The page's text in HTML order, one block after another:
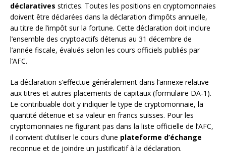
déclaratives strictes. Toutes les positions en cryptomonnaies
doivent être déclarées dans la déclaration d’impôts annuelle,
au titre de l’impôt sur la fortune. Cette déclaration doit inclure
l’ensemble des cryptoactifs détenus au 31 décembre de
l’année fiscale, évalués selon les cours officiels publiés par
l’AFC.
La déclaration s’effectue généralement dans l’annexe relative
aux titres et autres placements de capitaux (formulaire DA-1).
Le contribuable doit y indiquer le type de cryptomonnaie, la
quantité détenue et sa valeur en francs suisses. Pour les
cryptomonnaies ne figurant pas dans la liste officielle de l’AFC,
il convient d’utiliser le cours d’une plateforme d’échange
reconnue et de joindre un justificatif à la déclaration.